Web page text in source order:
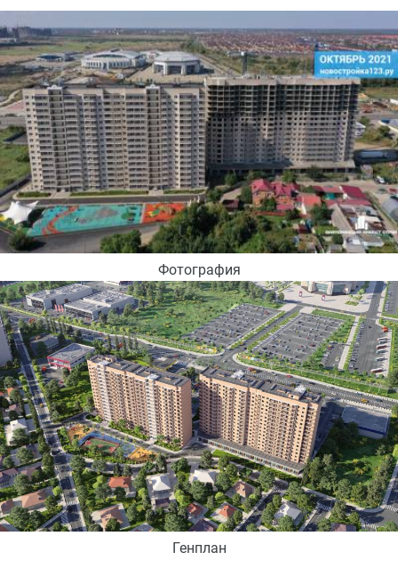
Фотография
Генплан